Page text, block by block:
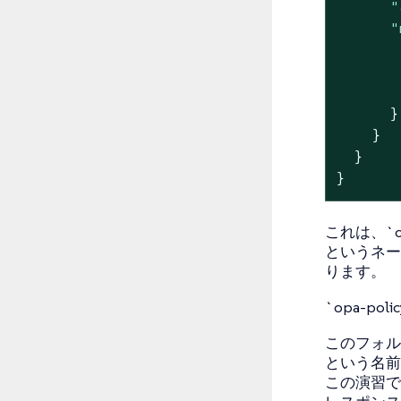
      }
    }
  }
}
これは、
というネ
ります。
`opa-
このフォ
という名
この演習